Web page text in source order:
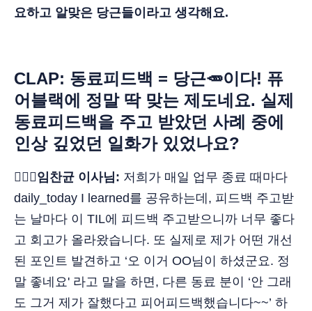
요하고 알맞은 당근들이라고 생각해요.
CLAP: 동료피드백 = 당근🥕이다! 퓨
어블랙에 정말 딱 맞는 제도네요. 실제
동료피드백을 주고 받았던 사례 중에
인상 깊었던 일화가 있었나요?
🙋🏻‍♂️임찬균 이사님: 저희가 매일 업무 종료 때마다
daily_today I learned를 공유하는데, 피드백 주고받
는 날마다 이 TIL에 피드백 주고받으니까 너무 좋다
고 회고가 올라왔습니다. 또 실제로 제가 어떤 개선
된 포인트 발견하고 ‘오 이거 OO님이 하셨군요. 정
말 좋네요' 라고 말을 하면, 다른 동료 분이 ‘안 그래
도 그거 제가 잘했다고 피어피드백했습니다~~’ 하